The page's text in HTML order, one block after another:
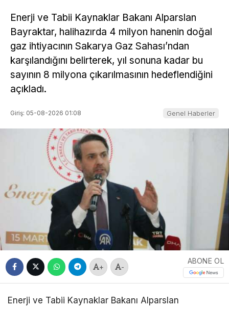
Enerji ve Tabii Kaynaklar Bakanı Alparslan
Bayraktar, halihazırda 4 milyon hanenin doğal
gaz ihtiyacının Sakarya Gaz Sahası’ndan
karşılandığını belirterek, yıl sonuna kadar bu
sayının 8 milyona çıkarılmasının hedeflendiğini
açıkladı.
Giriş: 05-08-2026 01:08 Genel Haberler
+ -
ABONE OL
Enerji ve Tabii Kaynaklar Bakanı Alparslan